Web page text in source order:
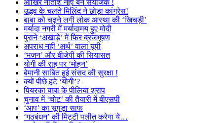
आखिर नीतीश नहीं बने संयोजक !
उद्धव के चलते मिलिंद ने छोड़ा कांग्रेस!
बाबा को चढ़ने लगी लोक आस्था की ‘खिचड़ी’
मर्यादा नगरी में मर्यादामय हुए मोदी
पुराने ‘अखाड़े’ में फिर ब्रजभूषण
अपराध नहीं ‘अर्थ’ वाला यूपी
‘भजन’ और बीजेपी की सियासत
योगी की राह पर ‘मोहन’
बेमानी साबित हुई संसद की सुरक्षा !
क्यों पीछे हटे ‘योगी’?
पियरका बाबा के पीलिया श्राप
चुनाव में ‘चोट’ की तैयारी में बीएसपी
‘आप’ का सूपड़ा साफ
‘गठबंधन’ की मिट्टी पलीत करेगा ये…